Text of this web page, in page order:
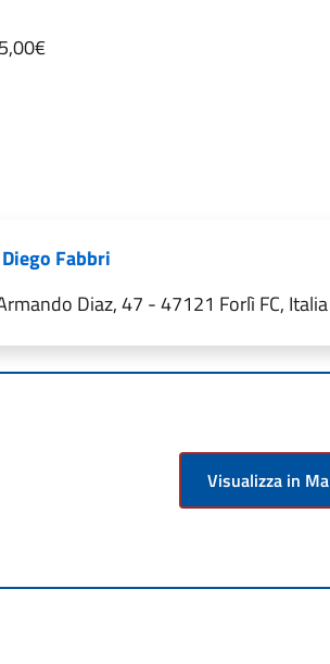
Fabbri
Diaz, 47 - 47121 Forlì FC, Italia
Visualizza in